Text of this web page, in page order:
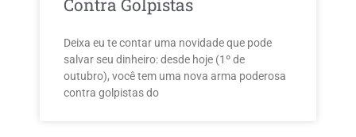
Contra Golpistas
Deixa eu te contar uma novidade que pode
salvar seu dinheiro: desde hoje (1º de
outubro), você tem uma nova arma poderosa
contra golpistas do